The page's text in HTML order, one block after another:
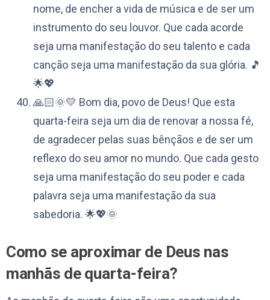
nome, de encher a vida de música e de ser um
instrumento do seu louvor. Que cada acorde
seja uma manifestação do seu talento e cada
canção seja uma manifestação da sua glória. 🎵
🌟💖
🙏🏻🌞💛 Bom dia, povo de Deus! Que esta
quarta-feira seja um dia de renovar a nossa fé,
de agradecer pelas suas bênçãos e de ser um
reflexo do seu amor no mundo. Que cada gesto
seja uma manifestação do seu poder e cada
palavra seja uma manifestação da sua
sabedoria. 🌟💖🌞
Como se aproximar de Deus nas
manhãs de quarta-feira?